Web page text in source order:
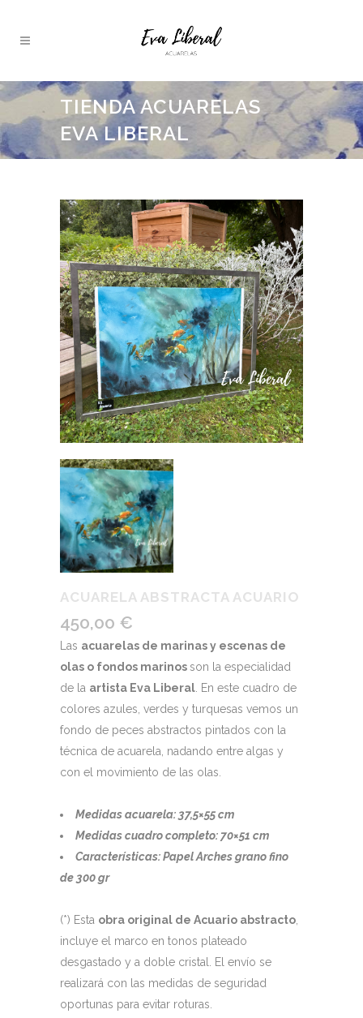
TIENDA ACUARELAS
EVA LIBERAL
ACUARELA ABSTRACTA ACUARIO
450,00 €
Las acuarelas de marinas y escenas de
olas o fondos marinosson la especialidad
de la artista Eva Liberal . En este cuadro de
colores azules, verdes y turquesas vemos un
fondo de peces abstractos pintados con la
técnica de acuarela, nadando entre algas y
con el movimiento de las olas.
Medidas acuarela: 37,5×55 cm
Medidas cuadro completo: 70×51 cm
Características: Papel Arches grano fino
de 300 gr
(*) Esta obra original de Acuario abstracto
incluye el marco en tonos plateado
desgastado y a doble cristal. El envío se
realizará con las medidas de seguridad
oportunas para evitar roturas.